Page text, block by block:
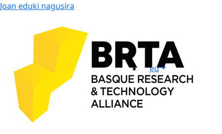
Joan eduki nagusira
eu